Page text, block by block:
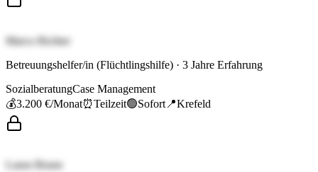
Marco Richter
Betreuungshelfer/in (Flüchtlingshilfe) · 3 Jahre Erfahrung
SozialberatungCase Management
💰3.200 €/Monat⏰Teilzeit🟢Sofort 📍Krefeld
Laura Braun